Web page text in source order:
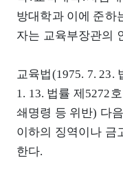
방대학과 이에 준하
자는 교육부장관의
교육법(1975. 7. 23.
1. 13. 법률 제5272
쇄명령 등 위반) 다
이하의 징역이나 금
한다.